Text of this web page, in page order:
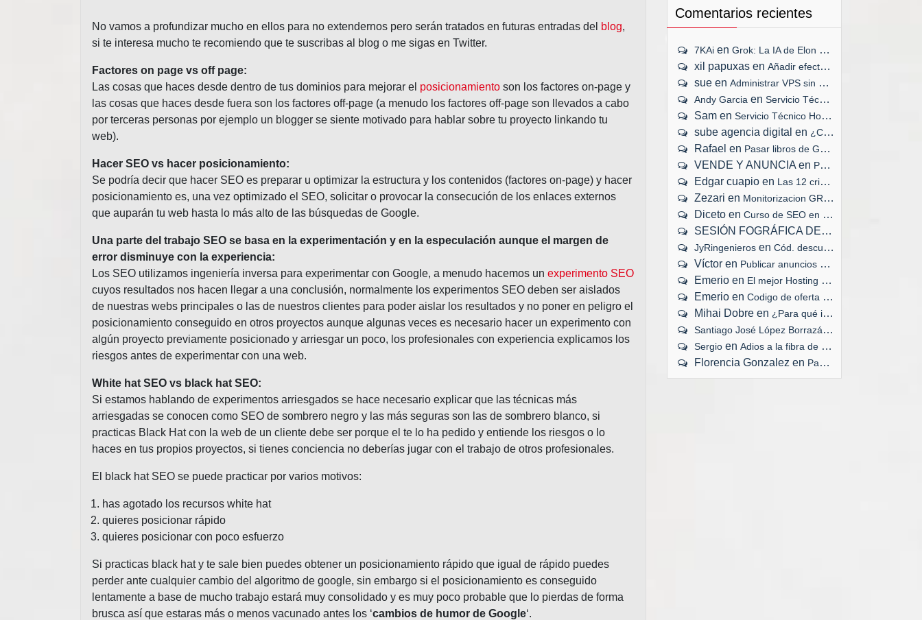
No vamos a profundizar mucho en ellos para no extendernos pero serán tratados en futuras entradas del blog,
si te interesa mucho te recomiendo que te suscribas al blog o me sigas en Twitter.
Factores on page vs off page:
Las cosas que haces desde dentro de tus dominios para mejorar el posicionamiento son los factores on-page y
las cosas que haces desde fuera son los factores off-page (a menudo los factores off-page son llevados a cabo
por terceras personas por ejemplo un blogger se siente motivado para hablar sobre tu proyecto linkando tu
web).
Hacer SEO vs hacer posicionamiento:
Se podría decir que hacer SEO es preparar u optimizar la estructura y los contenidos (factores on-page) y hacer
posicionamiento es, una vez optimizado el SEO, solicitar o provocar la consecución de los enlaces externos
que auparán tu web hasta lo más alto de las búsquedas de Google.
Una parte del trabajo SEO se basa en la experimentación y en la especulación aunque el margen de
error disminuye con la experiencia:
Los SEO utilizamos ingeniería inversa para experimentar con Google, a menudo hacemos un experimento SEO
cuyos resultados nos hacen llegar a una conclusión, normalmente los experimentos SEO deben ser aislados
de nuestras webs principales o las de nuestros clientes para poder aislar los resultados y no poner en peligro el
posicionamiento conseguido en otros proyectos aunque algunas veces es necesario hacer un experimento con
algún proyecto previamente posicionado y arriesgar un poco, los profesionales con experiencia explicamos los
riesgos antes de experimentar con una web.
White hat SEO vs black hat SEO:
Si estamos hablando de experimentos arriesgados se hace necesario explicar que las técnicas más
arriesgadas se conocen como SEO de sombrero negro y las más seguras son las de sombrero blanco, si
practicas Black Hat con la web de un cliente debe ser porque el te lo ha pedido y entiende los riesgos o lo
haces en tus propios proyectos, si tienes conciencia no deberías jugar con el trabajo de otros profesionales.
El black hat SEO se puede practicar por varios motivos:
has agotado los recursos white hat
quieres posicionar rápido
quieres posicionar con poco esfuerzo
Si practicas black hat y te sale bien puedes obtener un posicionamiento rápido que igual de rápido puedes
perder ante cualquier cambio del algoritmo de google, sin embargo si el posicionamiento es conseguido
lentamente a base de mucho trabajo estará muy consolidado y es muy poco probable que lo pierdas de forma
brusca así que estaras más o menos vacunado antes los ‘cambios de humor de Google‘.
Comentarios recientes
7KAi en Grok: La IA de Elon Musk ahora GRATIS
xil papuxas en Añadir efecto nieve a tu web por Navidad
sue en Administrar VPS sin panel de control
Andy Garcia en Servicio Técnico Hosting 24x7x365
Sam en Servicio Técnico Hosting 24x7x365
sube agencia digital en ¿Cuánto tiempo tarda en cargar tu web?
Rafael en Pasar libros de Google Play a eBook
VENDE Y ANUNCIA en Publicar anuncios gratis en Internet
Edgar cuapio en Las 12 criptomonedas mejor valoradas
Zezari en Monitorizacion GRATIS de servidores web
Diceto en Curso de SEO en tu ciudad
SESIÓN FOGRÁFICA DEL RECIÉN NACIDO
JyRingenieros en Cód. descuento, congreso #ActitudSocial
Víctor en Publicar anuncios gratis en Internet
Emerio en El mejor Hosting VPS en España
Emerio en Codigo de oferta Cubenode Hosting
Mihai Dobre en ¿Para qué instalar un certificado SSL?
Santiago José López Borrazás en
Sergio en Adios a la fibra de Movistar
Florencia Gonzalez en Pasar libros de Google Play a eBook